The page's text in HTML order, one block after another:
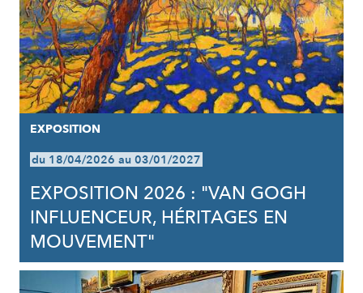
EXPOSITION
du 18/04/2026 au 03/01/2027
EXPOSITION 2026 : "VAN GOGH
INFLUENCEUR, HÉRITAGES EN
MOUVEMENT"